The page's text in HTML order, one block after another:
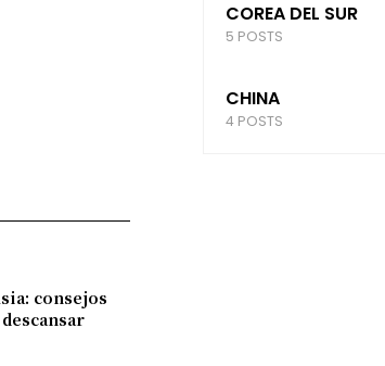
COREA DEL SUR
5 POSTS
CHINA
4 POSTS
consejos